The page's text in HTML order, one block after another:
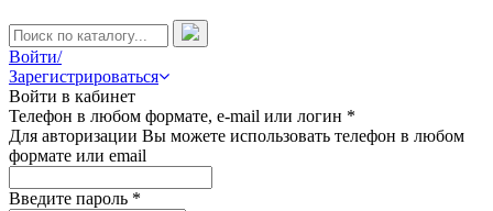
Войти/
Зарегистрироваться
Войти в кабинет
Телефон в любом формате, e-mail или логин *
Для авторизации Вы можете использовать телефон в любом
формате или email
Введите пароль *